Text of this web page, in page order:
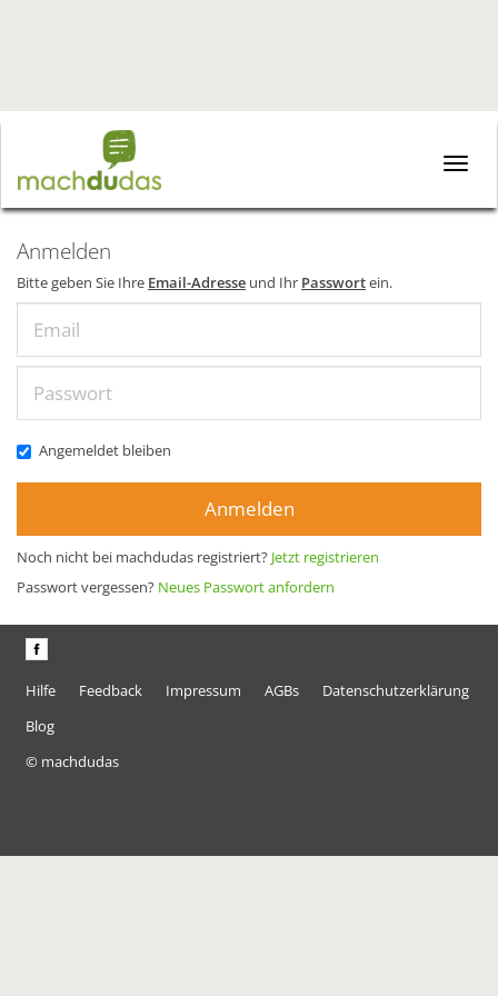
Toggle
Anmelden
Bitte geben Sie Ihre Email-Adresse und Ihr Passwortein.
Angemeldet bleiben
Anmelden
Noch nicht bei machdudas registriert? Jetzt registrieren
Passwort vergessen? Neues Passwort anfordern
Hilfe Feedback Impressum AGBs
Datenschutzerklärung
Blog
© machdudas